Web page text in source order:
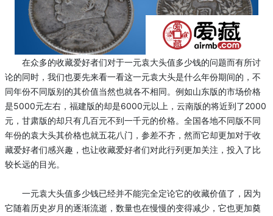
在众多的收藏爱好者们对于一元袁大头值多少钱的问题而有所讨
论的同时，我们也要先来看一看这一元袁大头是什么年份期间的，不
同年份不同版别的其价值当然也就各不相同。例如山东版的市场价格
是5000元左右，福建版的却是6000元以上，云南版的将近到了2000
元，甘肃版的却只有几百元不到一千元的价格。全国各地不同版不同
年份的袁大头其价格也就五花八门，参差不齐，然而它却更加对于收
藏爱好者们感兴趣，也让收藏爱好者们对此行列更加关注，投入了比
较长远的目光。
一元袁大头值多少钱已经并不能完全定论它的收藏价值了，因为
它随着历史岁月的逐渐流逝，数量也在慢慢的变得减少，它也更加奠